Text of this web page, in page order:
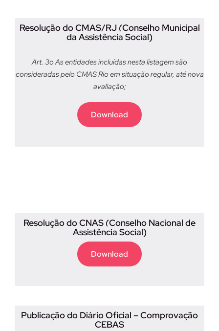
Resolução doCMAS/RJ (Conselho Municipal
da Assistência Social)
Art. 3o As entidades incluídas nesta listagem são
consideradas pelo CMAS Rio em situação regular, até nova
avaliação;
Download
Resolução do CNAS (Conselho Nacional de
Assistência Social)
Download
Publicação do Diário Oficial – Comprovação
CEBAS